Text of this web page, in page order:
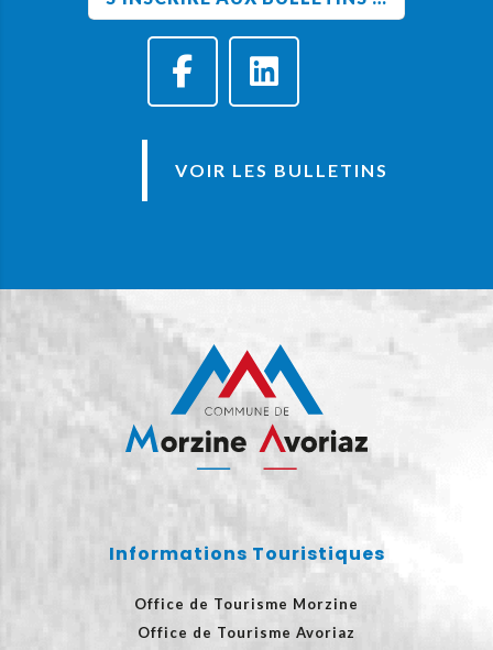
VOIR LES BULLETINS
Informations Touristiques
Office de Tourisme Morzine
Office de Tourisme Avoriaz